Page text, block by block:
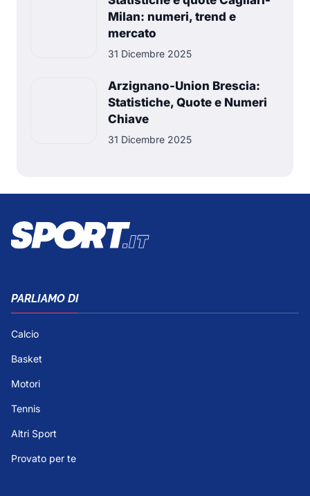
Milan: numeri, trend e
mercato
31 Dicembre 2025
Arzignano-Union Brescia:
Statistiche, Quote e Numeri
Chiave
31 Dicembre 2025
PARLIAMO DI
Calcio
Basket
Motori
Tennis
Altri Sport
Provato per te